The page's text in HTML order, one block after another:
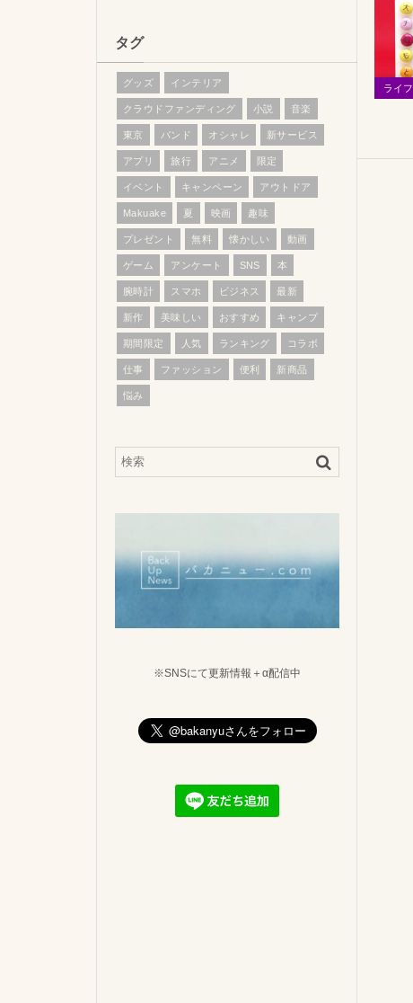
ライフ
タグ
グッズ インテリア
クラウドファンディング 小説 音楽
東京 バンド オシャレ 新サービス
アプリ 旅行 アニメ 限定
イベント キャンペーン アウトドア
Makuake 夏 映画 趣味
プレゼント 無料 懐かしい 動画
ゲーム アンケート SNS 本
腕時計 スマホ ビジネス 最新
新作 美味しい おすすめ キャンプ
期間限定 人気 ランキング コラボ
仕事 ファッション 便利 新商品
悩み
※SNSにて更新情報＋α配信中